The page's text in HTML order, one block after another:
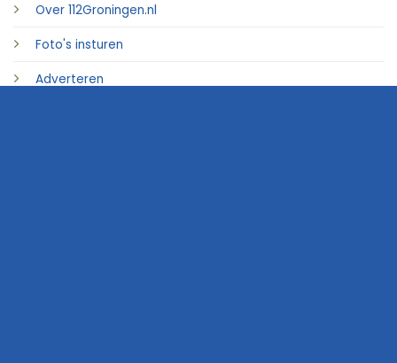
Over 112Groningen.nl
Foto's insturen
Adverteren